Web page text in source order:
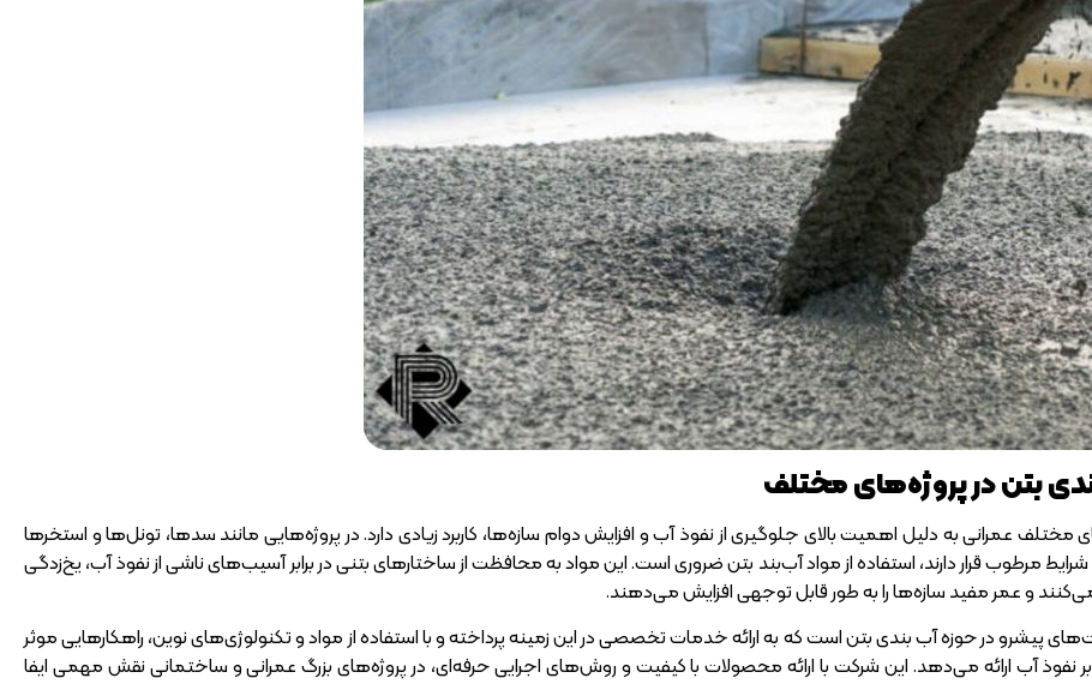
بتن در پروژه‌های مختلف
مختلف عمرانی به دلیل اهمیت بالای جلوگیری از نفوذ آب و افزایش دوام سازه‌ها، کاربرد زیادی دارد. در پروژه‌هایی مانند سدها، تونل‌ها و استخرها
مرطوب قرار دارند، استفاده از مواد آب‌بند بتن ضروری است. این مواد به محافظت از ساختارهای بتنی در برابر آسیب‌های ناشی از نفوذ آب، یخ‌زدگی
و عمر مفید سازه‌ها را به طور قابل توجهی افزایش می‌دهند.
پیشرو در حوزه آب بندی بتن است که به ارائه خدمات تخصصی در این زمینه پرداخته و با استفاده از مواد و تکنولوژی‌های نوین، راهکارهایی موثر
نفوذ آب ارائه می‌دهد. این شرکت با ارائه محصولات با کیفیت و روش‌های اجرایی حرفه‌ای، در پروژه‌های بزرگ عمرانی و ساختمانی نقش مهمی ایفا